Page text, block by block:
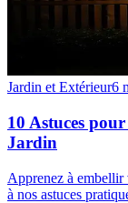
Jardin et Extérieur6
10 Astuces
Jardin
Apprenez à embellir
à nos astuces